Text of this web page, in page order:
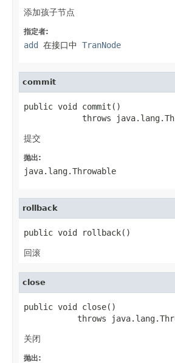
添加孩子节点
指定者:
add 在接口中 TranNode
commit
public void commit()
throws
提交
抛出:
java.lang.Throwable
rollback
public void rollback()
回滚
close
public void close()
throws
关闭
抛出: